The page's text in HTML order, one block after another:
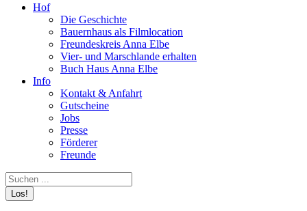
Hof
Die Geschichte
Bauernhaus als Filmlocation
Freundeskreis Anna Elbe
Vier- und Marschlande erhalten
Buch Haus Anna Elbe
Info
Kontakt & Anfahrt
Gutscheine
Jobs
Presse
Förderer
Freunde
Search: